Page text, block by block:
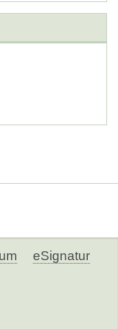
eSignatur